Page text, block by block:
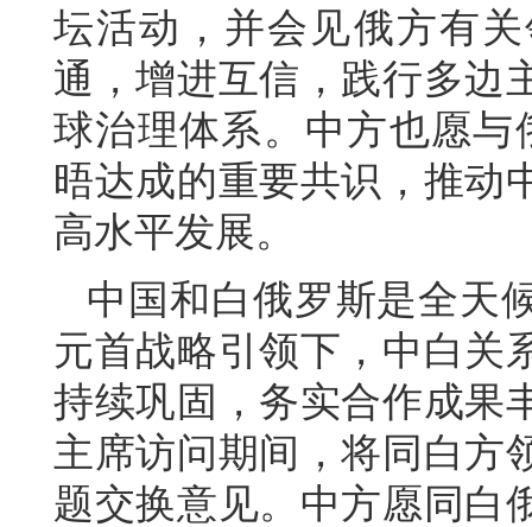
坛活动，并会见俄方有
通，增进互信，践行多边
球治理体系。中方也愿
晤达成的重要共识，推动
高水平发展。
中国和白俄罗斯是全天
元首战略引领下，中白关
持续巩固，务实合作成果
主席访问期间，将同白方
题交换意见。中方愿同白